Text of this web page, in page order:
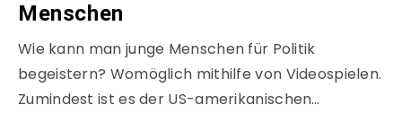
Menschen
Wie kann man junge Menschen für Politik
begeistern? Womöglich mithilfe von Videospielen.
Zumindest ist es der US-amerikanischen…